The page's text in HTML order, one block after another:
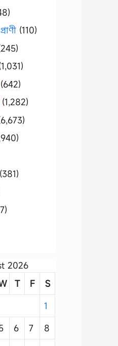
(110)
(642)
(1,282)
2026
T F
S
1
6 7
8